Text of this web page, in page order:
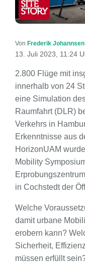
Von Frederik Johannsen
13. Juli 2023, 11:24
2.800 Flüge mit
innerhalb von 24
eine Simulation
Raumfahrt (DLR)
Verkehrs in
Erkenntnisse aus
HorizonUAM
Mobility
in Cochstedt der
Welche
damit urbane
erobern kann?
Sicherheit,
müssen erfüllt